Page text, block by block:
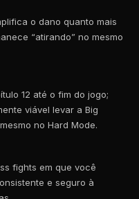
o dano quanto mais
“atirando” no mesmo
12 até o fim do jogo;
viável levar a Big
no Hard Mode.
fights em que você
e seguro à